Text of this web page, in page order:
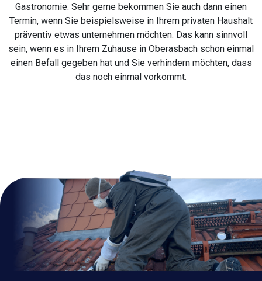
Gastronomie. Sehr gerne bekommen Sie auch dann einen
Termin, wenn Sie beispielsweise in Ihrem privaten Haushalt
präventiv etwas unternehmen möchten. Das kann sinnvoll
sein, wenn es in Ihrem Zuhause in Oberasbach schon einmal
einen Befall gegeben hat und Sie verhindern möchten, dass
das noch einmal vorkommt.